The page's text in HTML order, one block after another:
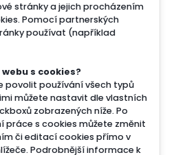
stránky a jejich procházením
Pomocí partnerských
používat (například
s cookies?
povolit používání všech typů
můžete nastavit dle vlastních
zobrazených níže. Po
práce s cookies můžete změnit
či editací cookies přímo v
Podrobnější informace k